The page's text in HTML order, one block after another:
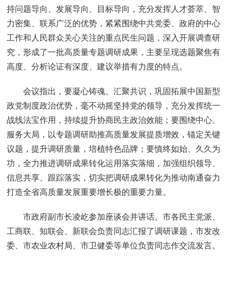
持问题导向、发展导向、目标导向，充分发挥人才荟萃、智
力密集、联系广泛的优势，紧紧围绕中共党委、政府的中心
工作和人民群众关心关注的重点民生问题，深入开展调查研
究，形成了一批高质量专题调研成果，主要呈现选题聚焦有
高度、分析论证有深度、建议举措有力度的特点。
会议指出，要凝心铸魂、汇聚共识，巩固拓展中国新型
政党制度政治优势，毫不动摇坚持党的领导，充分发挥统一
战线法宝作用，持续提升协商民主政治效能；要围绕中心、
服务大局，以专题调研助推高质量发展提质增效，锚定关键
议题，提升调研质量，培植特色品牌；要慎终如始、久久为
功，全力推进调研成果转化运用落实落细，加强组织领导、
信息共享、跟踪落实，切实把调研成果转化为推动南通奋力
打造全省高质量发展重要增长极的重要力量。
市政府副市长凌屹参加座谈会并讲话。市各民主党派、
工商联、知联会、新联会负责同志汇报了调研课题，市发改
委、市农业农村局、市卫健委等单位负责同志作交流发言。